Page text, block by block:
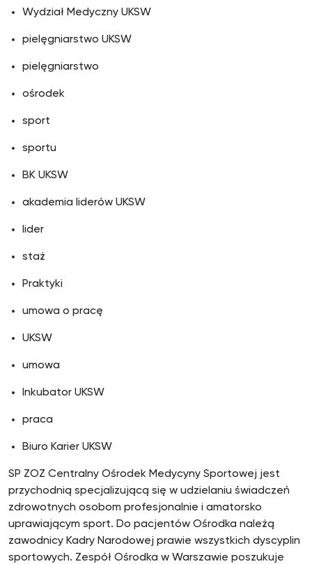
Wydział Medyczny UKSW
pielęgniarstwo UKSW
pielęgniarstwo
ośrodek
sport
sportu
BK UKSW
akademia liderów UKSW
lider
staż
Praktyki
umowa o pracę
UKSW
umowa
Inkubator UKSW
praca
Biuro Karier UKSW
SP ZOZ Centralny Ośrodek Medycyny Sportowej jest
przychodnią specjalizującą się w udzielaniu świadczeń
zdrowotnych osobom profesjonalnie i amatorsko
uprawiającym sport. Do pacjentów Ośrodka należą
zawodnicy Kadry Narodowej prawie wszystkich dyscyplin
sportowych. Zespół Ośrodka w Warszawie poszukuje